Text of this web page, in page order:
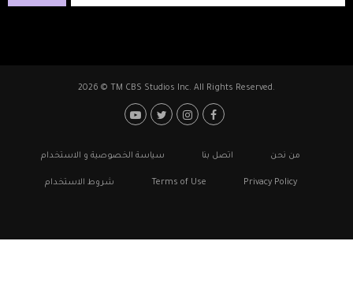
2026 © TM CBS Studios Inc. All Rights Reserved.
اتصل بنا سياسة الخصوصية و الاستخدام
Privacy Policy
Terms of Use شروط الاستخدام